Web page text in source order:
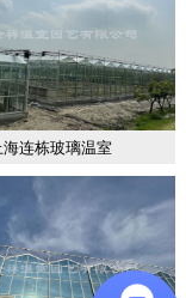
海连栋玻璃温室